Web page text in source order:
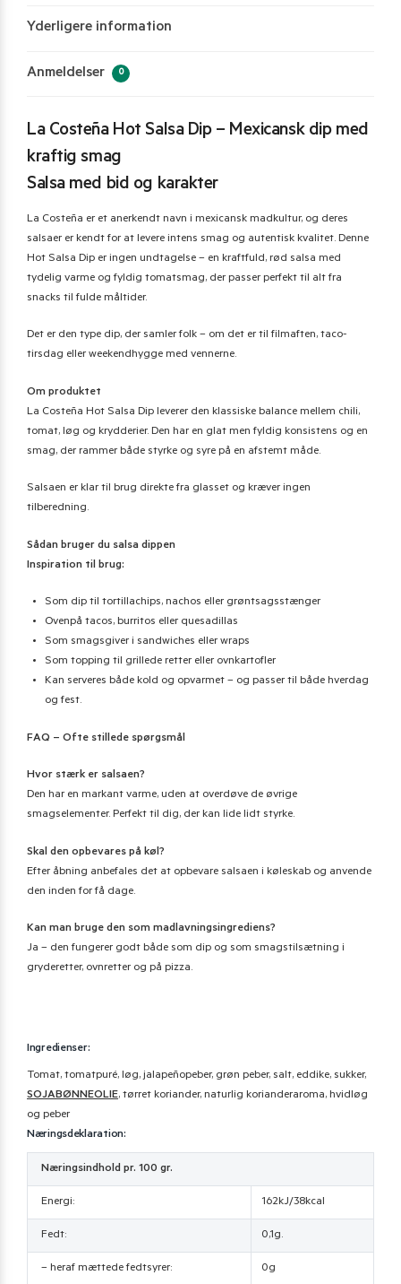
Yderligere information
Anmeldelser 0
La Costeña Hot Salsa Dip – Mexicansk dip med
kraftig smag
Salsa med bid og karakter
La Costeña er et anerkendt navn i mexicansk madkultur, og deres
salsaer er kendt for at levere intens smag og autentisk kvalitet. Denne
Hot Salsa Dip er ingen undtagelse – en kraftfuld, rød salsa med
tydelig varme og fyldig tomatsmag, der passer perfekt til alt fra
snacks til fulde måltider.
Det er den type dip, der samler folk – om det er til filmaften, taco-
tirsdag eller weekendhygge med vennerne.
Om produktet
La Costeña Hot Salsa Dip leverer den klassiske balance mellem chili,
tomat, løg og krydderier. Den har en glat men fyldig konsistens og en
smag, der rammer både styrke og syre på en afstemt måde.
Salsaen er klar til brug direkte fra glasset og kræver ingen
tilberedning.
Sådan bruger du salsa dippen
Inspiration til brug:
Som dip til tortillachips, nachos eller grøntsagsstænger
Ovenpå tacos, burritos eller quesadillas
Som smagsgiver i sandwiches eller wraps
Som topping til grillede retter eller ovnkartofler
Kan serveres både kold og opvarmet – og passer til både hverdag
og fest.
FAQ – Ofte stillede spørgsmål
Hvor stærk er salsaen?
Den har en markant varme, uden at overdøve de øvrige
smagselementer. Perfekt til dig, der kan lide lidt styrke.
Skal den opbevares på køl?
Efter åbning anbefales det at opbevare salsaen i køleskab og anvende
den inden for få dage.
Kan man bruge den som madlavningsingrediens?
Ja – den fungerer godt både som dip og som smagstilsætning i
gryderetter, ovnretter og på pizza.
Ingredienser:
Tomat, tomatpuré, løg, jalapeñopeber, grøn peber, salt, eddike, sukker,
SOJABØNNEOLIE, tørret koriander, naturlig korianderaroma, hvidløg
og peber
Næringsdeklaration:
Næringsindhold pr. 100 gr.
Energi: 162kJ/38kcal
Fedt: 0,1g.
– heraf mættede fedtsyrer: 0g